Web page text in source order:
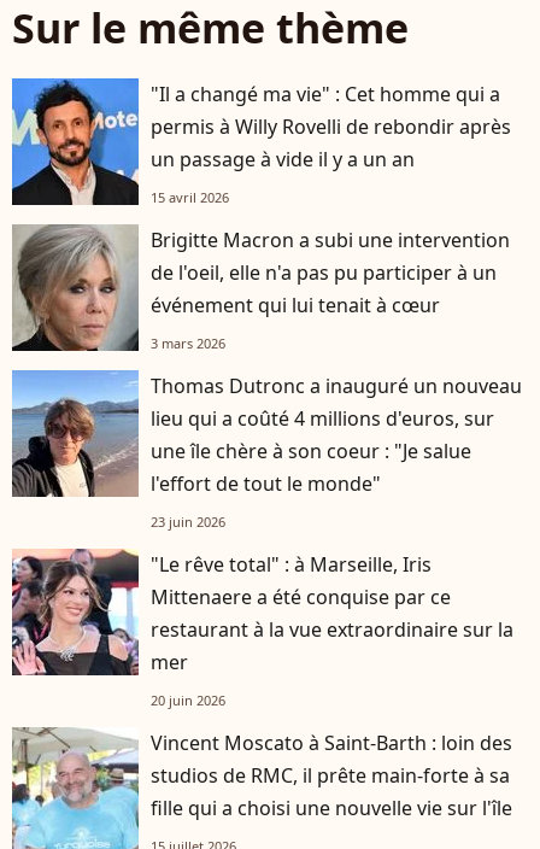
Sur le même thème
"Il a changé ma vie" : Cet homme qui a
permis à Willy Rovelli de rebondir après
un passage à vide il y a un an
15 avril 2026
Brigitte Macron a subi une intervention
de l'oeil, elle n'a pas pu participer à un
événement qui lui tenait à cœur
3 mars 2026
Thomas Dutronc a inauguré un nouveau
lieu qui a coûté 4 millions d'euros, sur
une île chère à son coeur : "Je salue
l'effort de tout le monde"
23 juin 2026
"Le rêve total" : à Marseille, Iris
Mittenaere a été conquise par ce
restaurant à la vue extraordinaire sur la
mer
20 juin 2026
Vincent Moscato à Saint-Barth : loin des
studios de RMC, il prête main-forte à sa
fille qui a choisi une nouvelle vie sur l'île